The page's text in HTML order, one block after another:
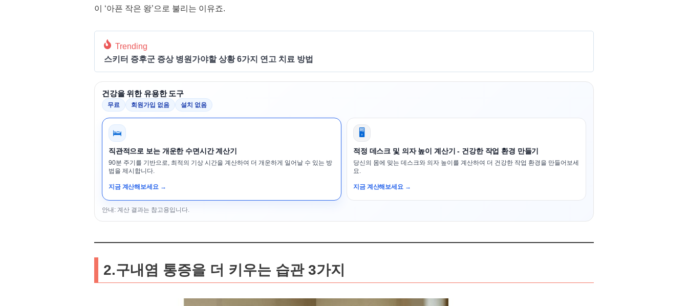
이 ‘아픈 작은 왕’으로 불리는 이유죠.
Trending
스키터 증후군 증상 병원가야할 상황 6가지 연고 치료 방법
건강을 위한 유용한 도구
무료 회원가입 없음 설치 없음
🛌
직관적으로 보는 개운한 수면시간 계산기
90분 주기를 기반으로, 최적의 기상 시간을 계산하여 더 개운하게 일어날 수 있는 방
법을 제시합니다.
지금 계산해보세요 →
🖥️
적정 데스크 및 의자 높이 계산기 - 건강한 작업 환경 만들기
당신의 몸에 맞는 데스크와 의자 높이를 계산하여 더 건강한 작업 환경을 만들어보세
요.
지금 계산해보세요 →
안내: 계산 결과는 참고용입니다.
2.구내염 통증을 더 키우는 습관 3가지